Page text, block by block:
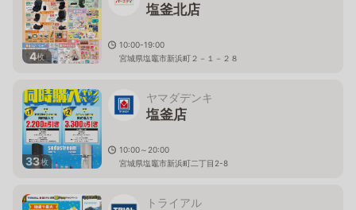
4枚
塩釜北店
10:00-19:00
宮城県塩竈市新浜町２－１－２８
33枚
ヤマダデンキ
塩釜店
10:00～20:00
宮城県塩竈市新浜町二丁目2-8
トライアル